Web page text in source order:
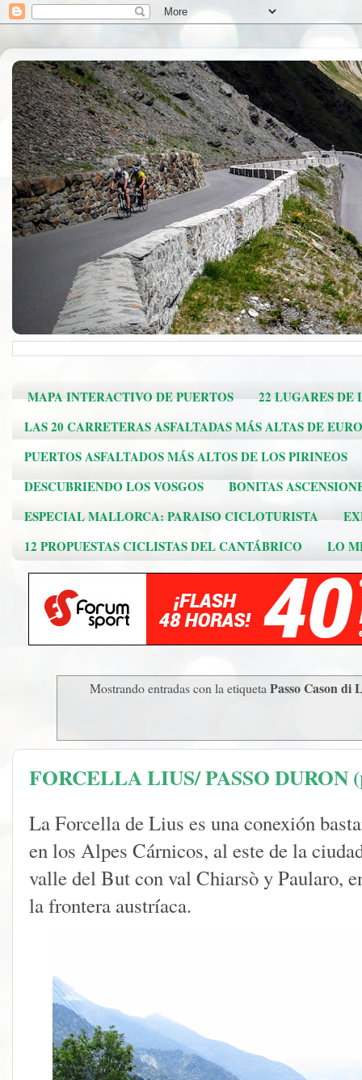
MAPA INTERACTIVO DE PUERTOS
22 LUGARES DE
LAS 20 CARRETERAS ASFALTADAS MÁS ALTAS DE
PUERTOS ASFALTADOS MÁS ALTOS DE LOS PIRINEOS
DESCUBRIENDO LOS VOSGOS
BONITAS
ESPECIAL MALLORCA: PARAISO CICLOTURISTA
12 PROPUESTAS CICLISTAS DEL CANTÁBRICO
LO
Mostrando entradas con la etiqueta Passo Cason di
FORCELLA LIUS/ PASSO DURON
La Forcella de Lius es una conexión
en los Alpes Cárnicos, al este de la
valle del But con val Chiarsò y Paularo,
la frontera austríaca.